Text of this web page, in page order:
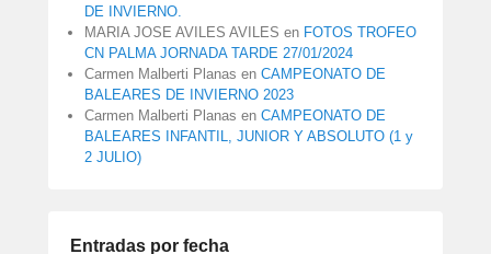
DE INVIERNO.
MARIA JOSE AVILES AVILES en FOTOS TROFEO
CN PALMA JORNADA TARDE 27/01/2024
Carmen Malberti Planas en CAMPEONATO DE
BALEARES DE INVIERNO 2023
Carmen Malberti Planas en CAMPEONATO DE
BALEARES INFANTIL, JUNIOR Y ABSOLUTO (1 y
2 JULIO)
Entradas por fecha